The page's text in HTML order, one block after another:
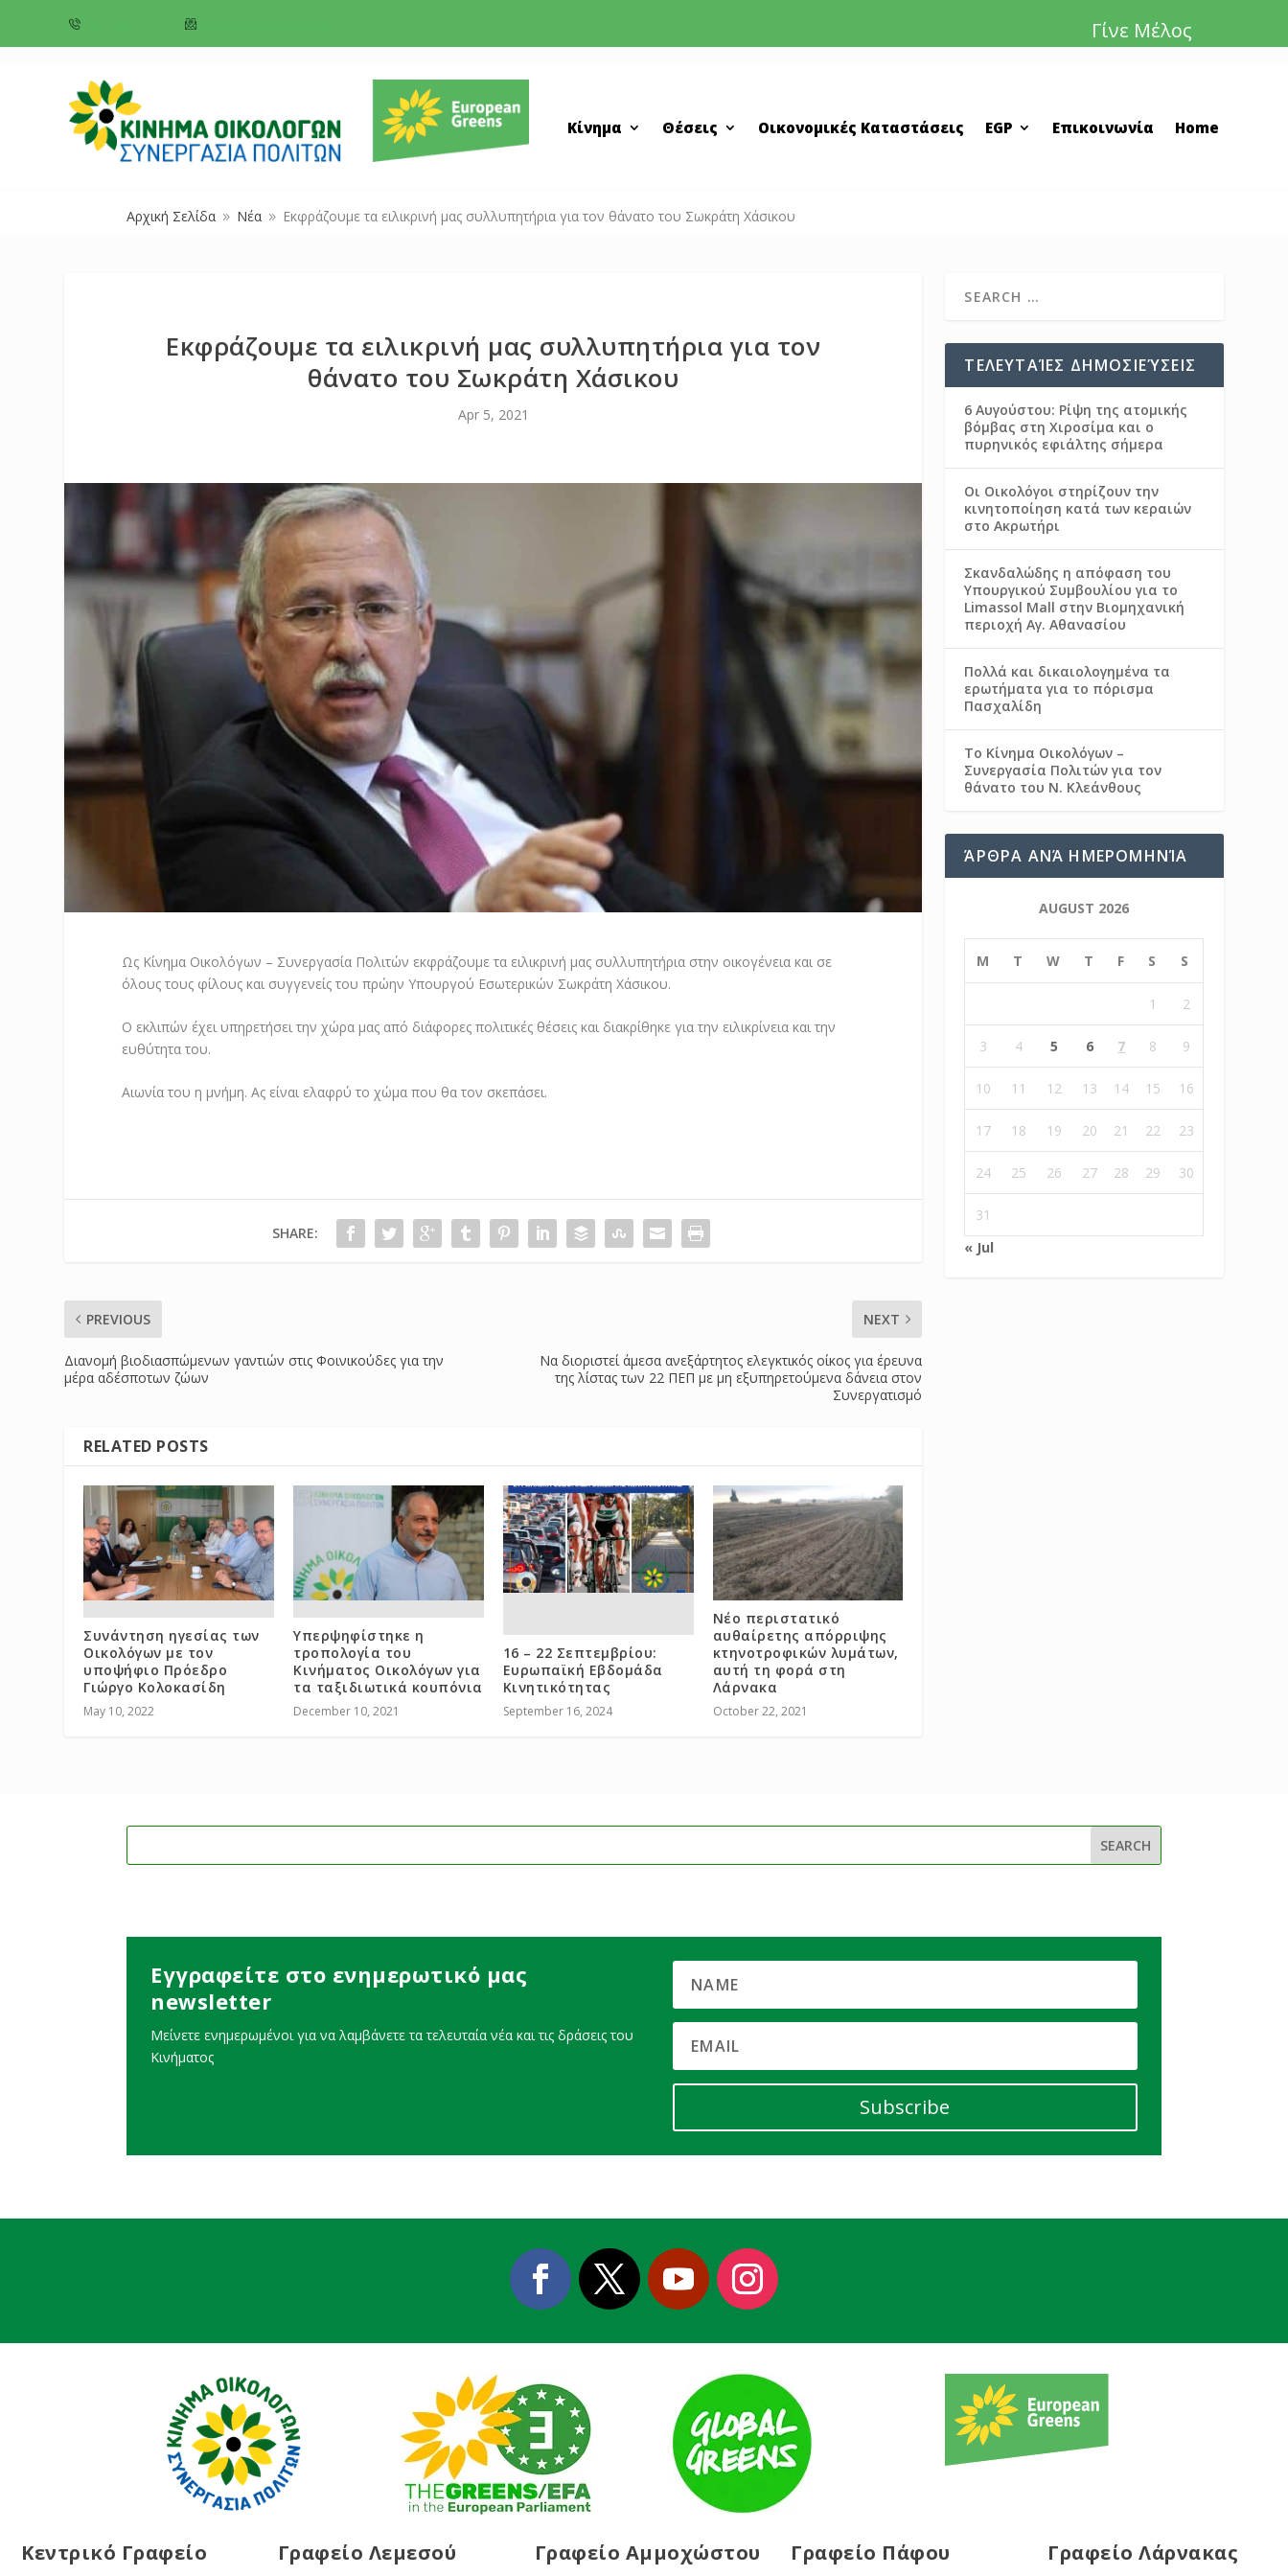
Γίνε Μέλος
Κίνημα Θέσεις Οικονομικές Καταστάσεις EGP Επικοινωνία Home
Αρχική Σελίδα 9 Νέα 9 Εκφράζουμε τα ειλικρινή μας συλλυπητήρια για τον θάνατο του Σωκράτη Χάσικου
Εκφράζουμε τα ειλικρινή μας συλλυπητήρια για τον
θάνατο του Σωκράτη Χάσικου
Apr 5, 2021
Ως Κίνημα Οικολόγων – Συνεργασία Πολιτών εκφράζουμε τα ειλικρινή μας συλλυπητήρια στην οικογένεια και σε
όλους τους φίλους και συγγενείς του πρώην Υπουργού Εσωτερικών Σωκράτη Χάσικου.
Ο εκλιπών έχει υπηρετήσει την χώρα μας από διάφορες πολιτικές θέσεις και διακρίθηκε για την ειλικρίνεια και την
ευθύτητα του.
Αιωνία του η μνήμη. Ας είναι ελαφρύ το χώμα που θα τον σκεπάσει.
SHARE:
PREVIOUS
Διανομή βιοδιασπώμενων γαντιών στις Φοινικούδες για την
μέρα αδέσποτων ζώων
NEXT
Να διοριστεί άμεσα ανεξάρτητος ελεγκτικός οίκος για έρευνα
της λίστας των 22 ΠΕΠ με μη εξυπηρετούμενα δάνεια στον
Συνεργατισμό
RELATED POSTS
Συνάντηση ηγεσίας των
Οικολόγων με τον
υποψήφιο Πρόεδρο
Γιώργο Κολοκασίδη
May 10, 2022
Υπερψηφίστηκε η
τροπολογία του
Κινήματος Οικολόγων για
τα ταξιδιωτικά κουπόνια
December 10, 2021
16 – 22 Σεπτεμβρίου:
Ευρωπαϊκή Εβδομάδα
Κινητικότητας
September 16, 2024
Νέο περιστατικό
αυθαίρετης απόρριψης
κτηνοτροφικών λυμάτων,
αυτή τη φορά στη
Λάρνακα
October 22, 2021
ΤΕΛΕΥΤΑΊΕΣ ΔΗΜΟΣΙΕΎΣΕΙΣ
6 Αυγούστου: Ρίψη της ατομικής
βόμβας στη Χιροσίμα και ο
πυρηνικός εφιάλτης σήμερα
Οι Οικολόγοι στηρίζουν την
κινητοποίηση κατά των κεραιών
στο Ακρωτήρι
Σκανδαλώδης η απόφαση του
Υπουργικού Συμβουλίου για το
Limassol Mall στην Βιομηχανική
περιοχή Αγ. Αθανασίου
Πολλά και δικαιολογημένα τα
ερωτήματα για το πόρισμα
Πασχαλίδη
Το Κίνημα Οικολόγων –
Συνεργασία Πολιτών για τον
θάνατο του Ν. Κλεάνθους
ΆΡΘΡΑ ΑΝΆ ΗΜΕΡΟΜΗΝΊΑ
AUGUST 2026
M T W T F S S
1 2
3 4 5 6 7 8 9
10 11 12 13 14 15 16
17 18 19 20 21 22 23
24 25 26 27 28 29 30
31
« Jul
Εγγραφείτε στο ενημερωτικό μας
newsletter
Μείνετε ενημερωμένοι για να λαμβάνετε τα τελευταία νέα και τις δράσεις του
Κινήματος
Subscribe
Κεντρικό Γραφείο Γραφείο Λεμεσού Γραφείο Αμμοχώστου Γραφείο Πάφου Γραφείο Λάρνακας